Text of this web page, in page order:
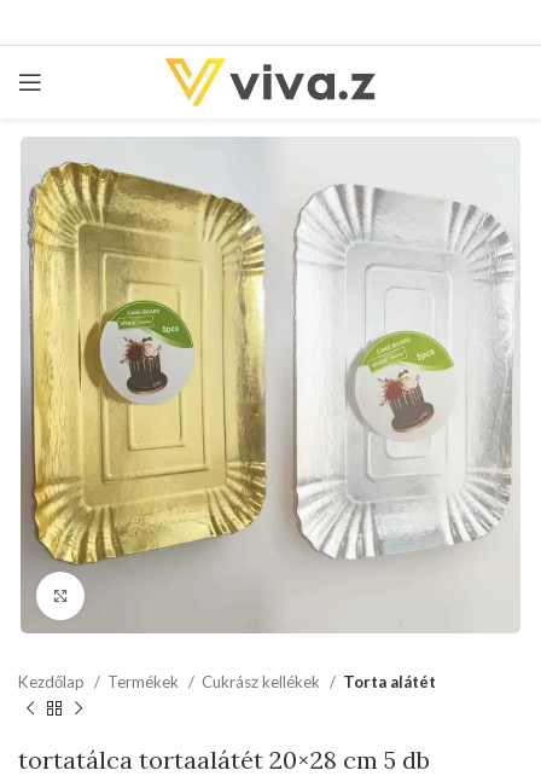
Kezdőlap Termékek Cukrász kellékek Torta alátét
tortatálca tortaalátét 20×28 cm 5 db